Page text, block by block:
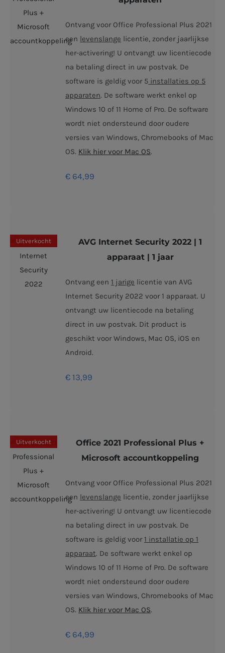
Ontvang voor Office Professional Plus 2021
een levenslange licentie, zonder jaarlijkse
her-activering! U ontvangt uw licentiecode
na betaling direct in uw postvak. De
software is geldig voor 5 installaties op 5
apparaten. De software werkt enkel op
Windows 10 of 11 Home of Pro. De software
wordt niet ondersteund door oudere
versies van Windows, Chromebooks of Mac
OS. Klik hier voor Mac OS.
€ 64,99
Uitverkocht
AVG Internet Security 2022 | 1
apparaat | 1 jaar
Ontvang een 1 jarige licentie van AVG
Internet Security 2022 voor 1 apparaat. U
ontvangt uw licentiecode na betaling
direct in uw postvak. Dit product is
geschikt voor Windows, Mac OS, iOS en
Android.
€ 13,99
Uitverkocht
Office 2021 Professional Plus +
Microsoft accountkoppeling
Ontvang voor Office Professional Plus 2021
een levenslange licentie, zonder jaarlijkse
her-activering! U ontvangt uw licentiecode
na betaling direct in uw postvak. De
software is geldig voor 1 installatie op 1
apparaat. De software werkt enkel op
Windows 10 of 11 Home of Pro. De software
wordt niet ondersteund door oudere
versies van Windows, Chromebooks of Mac
OS. Klik hier voor Mac OS.
€ 64,99